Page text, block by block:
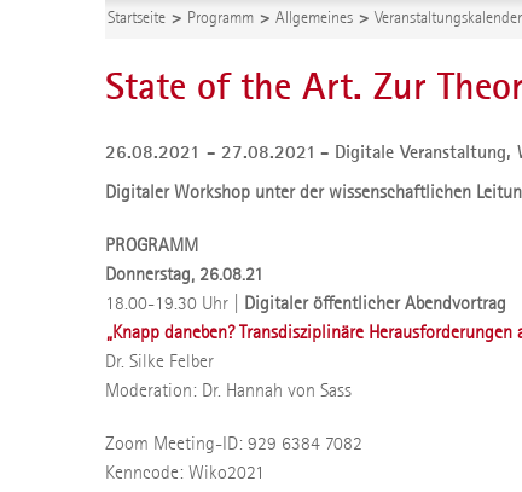
Startseite Programm Allgemeines Veranstaltungskalender
State of the Art. Zur
26.08.2021 - 27.08.2021 Digitale Veranstaltung,
Digitaler Workshop unter der wissenschaftlichen
PROGRAMM
Donnerstag, 26.08.21
18.00-19.30 Uhr | Digitaler öffentlicher Abendvortrag
„Knapp daneben? Transdisziplinäre
Dr. Silke Felber
Moderation: Dr. Hannah von Sass
Zoom Meeting-ID: 929 6384 7082
Kenncode: Wiko2021